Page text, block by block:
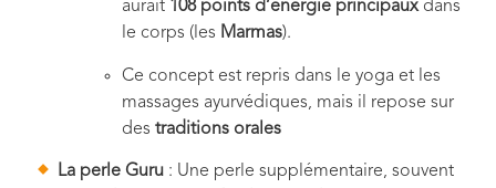
aurait 108 points d’énergie principauxdans
le corps (les Marmas).
Ce concept est repris dans le yoga et les
massages ayurvédiques, mais il repose sur
des traditions orales
La perle Guru : Une perle supplémentaire, souvent